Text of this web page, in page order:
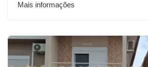
Mais informações